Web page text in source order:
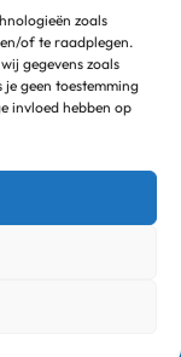
zoals
of te raadplegen.
gegevens zoals
je geen toestemming
invloed hebben op
Nefrologie